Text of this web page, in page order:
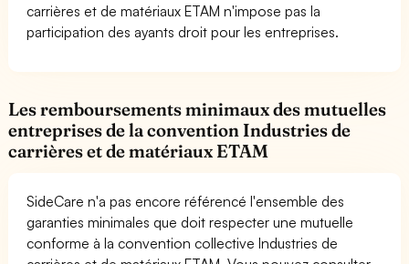
carrières et de matériaux ETAM n'impose pas la
participation des ayants droit pour les entreprises.
Les remboursements minimaux des mutuelles
entreprises de la convention Industries de
carrières et de matériaux ETAM
SideCare n'a pas encore référencé l'ensemble des
garanties minimales que doit respecter une mutuelle
conforme à la convention collective Industries de